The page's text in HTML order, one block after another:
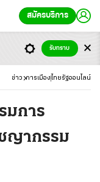
สมัครบริการ
ข่าว การเมือง ไทยรัฐออนไลน์
มการ
ญากรรม
รับทราบ